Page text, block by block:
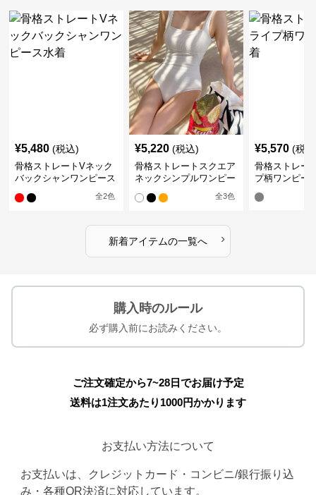
¥5,480 (税込)
骨格ストレートVネック
バックシャンワンピース
全2色
¥5,220 (税込)
骨格ストレートスクエア
ネックシンプルワンピー
全3色
¥5,570 (税
骨格ストレー
プ柄ワンピー
新着アイテムの一覧へ ›
購入時のルール
必ず購入前にお読みください。
ご注文確定から7~28日でお届け予定
送料は1注文あたり 1000円かかります
お支払い方法について
お支払いは、クレジットカード・コンビニ/銀行振り込
み・各種QR決済に対応しています。